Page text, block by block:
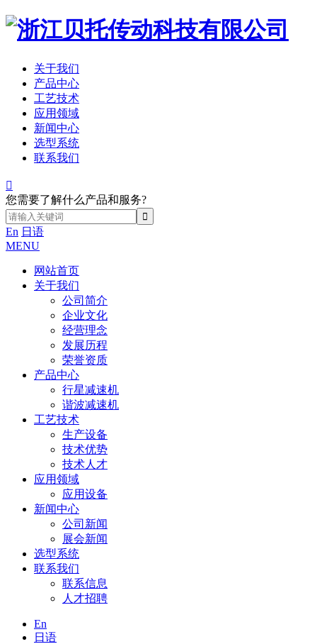
关于我们
产品中心
工艺技术
应用领域
新闻中心
选型系统
联系我们

您需要了解什么产品和服务?
En 日语
MENU
网站首页
关于我们
公司简介
企业文化
经营理念
发展历程
荣誉资质
产品中心
行星减速机
谐波减速机
工艺技术
生产设备
技术优势
技术人才
应用领域
应用设备
新闻中心
公司新闻
展会新闻
选型系统
联系我们
联系信息
人才招聘
En
日语